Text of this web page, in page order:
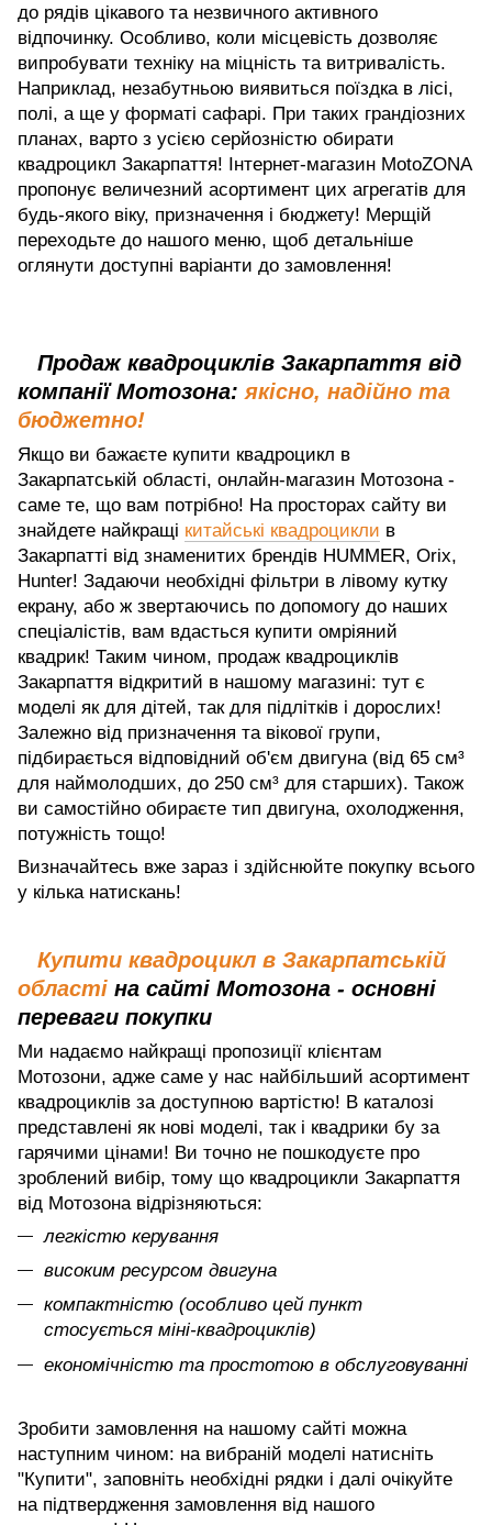
до рядів цікавого та незвичного активного
відпочинку. Особливо, коли місцевість дозволяє
випробувати техніку на міцність та витривалість.
Наприклад, незабутньою виявиться поїздка в лісі,
полі, а ще у форматі сафарі. При таких грандіозних
планах, варто з усією серйозністю обирати
квадроцикл Закарпаття! Інтернет-магазин MotoZONA
пропонує величезний асортимент цих агрегатів для
будь-якого віку, призначення і бюджету! Мерщій
переходьте до нашого меню, щоб детальніше
оглянути доступні варіанти до замовлення!
Продаж квадроциклів Закарпаття від
компанії Мотозона: якісно, надійно та
бюджетно!
Якщо ви бажаєте купити квадроцикл в
Закарпатській області, онлайн-магазин Мотозона -
саме те, що вам потрібно! На просторах сайту ви
знайдете найкращі китайські квадроцикли в
Закарпатті від знаменитих брендів HUMMER, Orix,
Hunter! Задаючи необхідні фільтри в лівому кутку
екрану, або ж звертаючись по допомогу до наших
спеціалістів, вам вдасться купити омріяний
квадрик! Таким чином, продаж квадроциклів
Закарпаття відкритий в нашому магазині: тут є
моделі як для дітей, так для підлітків і дорослих!
Залежно від призначення та вікової групи,
підбирається відповідний об'єм двигуна (від 65 см³
для наймолодших, до 250 см³ для старших). Також
ви самостійно обираєте тип двигуна, охолодження,
потужність тощо!
Визначайтесь вже зараз і здійснюйте покупку всього
у кілька натискань!
Купити квадроцикл в Закарпатській
області на сайті Мотозона - основні
переваги покупки
Ми надаємо найкращі пропозиції клієнтам
Мотозони, адже саме у нас найбільший асортимент
квадроциклів за доступною вартістю! В каталозі
представлені як нові моделі, так і квадрики бу за
гарячими цінами! Ви точно не пошкодуєте про
зроблений вибір, тому що квадроцикли Закарпаття
від Мотозона відрізняються:
легкістю керування
високим ресурсом двигуна
компактністю (особливо цей пункт
стосується міні-квадроциклів)
економічністю та простотою в обслуговуванні
Зробити замовлення на нашому сайті можна
наступним чином: на вибраній моделі натисніть
"Купити", заповніть необхідні рядки і далі очікуйте
на підтвердження замовлення від нашого